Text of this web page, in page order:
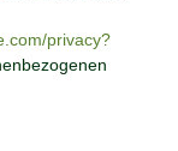
privacy?